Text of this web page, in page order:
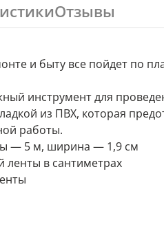
Отзывы
и быту все пойдет по
инструмент для
из ПВХ, которая
работы.
— 5 м, ширина — 1,9 см
ленты в сантиметрах